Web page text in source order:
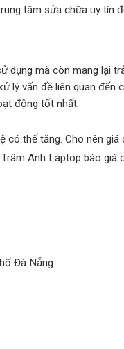
tâm sửa chữa uy tín
dụng mà còn mang lại
lý vấn đề liên quan đến
động tốt nhất.
có thế tăng. Cho nên
Anh Laptop báo giá
Đà Nẵng